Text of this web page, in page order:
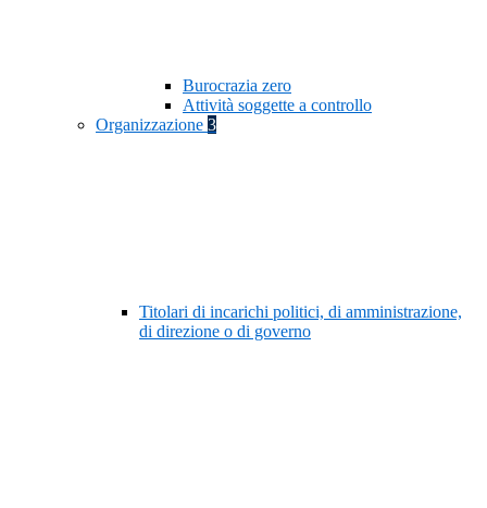
Burocrazia zero
Attività soggette a controllo
Organizzazione 3
Titolari di incarichi politici, di amministrazione,
di direzione o di governo